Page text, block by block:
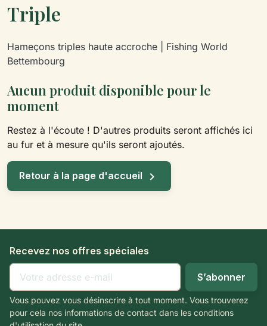
Triple
Hameçons triples haute accroche | Fishing World
Bettembourg
Aucun produit disponible pour le
moment
Restez à l'écoute ! D'autres produits seront affichés ici
au fur et à mesure qu'ils seront ajoutés.
Retour à la page d'accueil 
Recevez nos offres spéciales
Vous pouvez vous désinscrire à tout moment. Vous trouverez
pour cela nos informations de contact dans les conditions